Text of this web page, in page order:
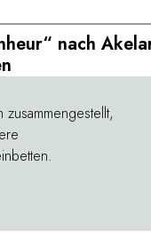
nach
©
zusammengestellt,